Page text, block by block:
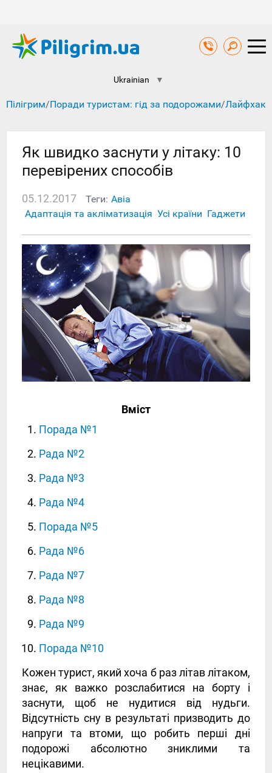
Ukrainian ▼
Пілігрим/Поради туристам: гід за подорожами/Лайфхакі
Як швидко заснути у літаку: 10
перевірених способів
05.12.2017 Теги: Авіа
Адаптація та акліматизація Усі країни Гаджети
Вміст
Порада №1
Рада №2
Рада №3
Рада №4
Порада №5
Рада №6
Рада №7
Рада №8
Рада №9
Порада №10
Кожен турист, який хоча б раз літав літаком,
знає, як важко розслабитися на борту і
заснути, щоб не нудитися від нудьги.
Відсутність сну в результаті призводить до
напруги та втоми, що робить перші дні
подорожі абсолютно зниклими та
нецікавими.